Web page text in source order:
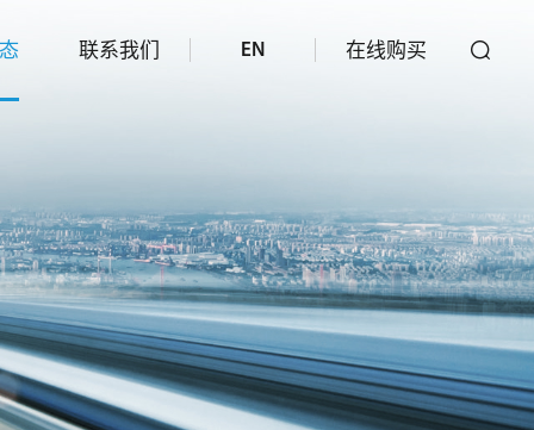
联系我们 EN 在线购买